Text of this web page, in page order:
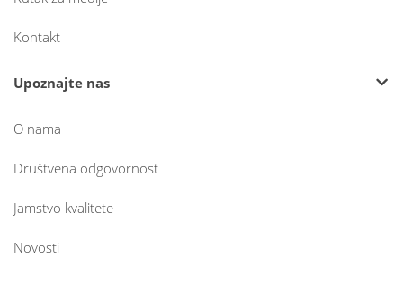
Kontakt
Upoznajte nas
O nama
Društvena odgovornost
Jamstvo kvalitete
Novosti